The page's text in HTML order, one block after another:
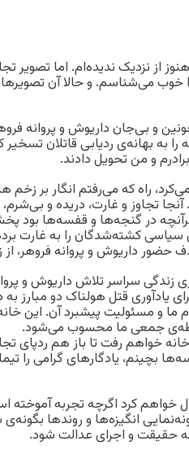
از نزدیک ندیده‌ام. اما تصویر
می‌شناسم. و حالا آن
خونین و بی‌جان داریوش و پروانه
به بهانه‌ی ردیابی قاتلان تسخیر
و من تحویل دادند.
راه که می‌رفتم انگار بر زخم
تجاوز و غارت، دریده و بی‌شرم،
در گنجه‌ها و قفسه‌ها بود
سیاسی کشته‌شدگان را به غارت
داریوش و پروانه فروهر، از
زندگی سراسر تلاش داریوش و
یادآوری قتل هولناک دو
ما و مسئولیت پیشبرد آن. این
جمعی ما محسوب می‌شود.
خواهم رفت تا باز هم ردپای
بچینم، یادگارهای گرامی را
خواهم کرد اگرچه تجربه
انگیزه‌ها و روندها
حقیقت و اجرای عدالت شود.